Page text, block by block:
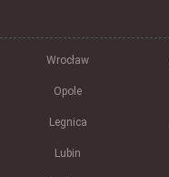
Wrocław
Opole
Legnica
Lubin